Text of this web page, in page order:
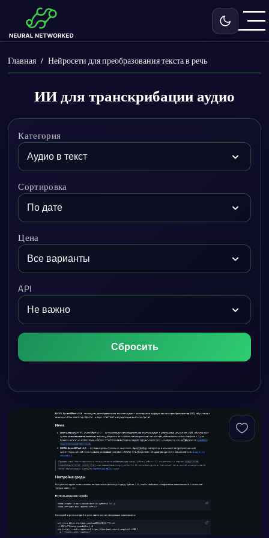
Включить
Главная Нейросети для преобразования текста в речь
ИИ для транскрибации аудио
Категория
Сортировка
Цена
API
Сбросить